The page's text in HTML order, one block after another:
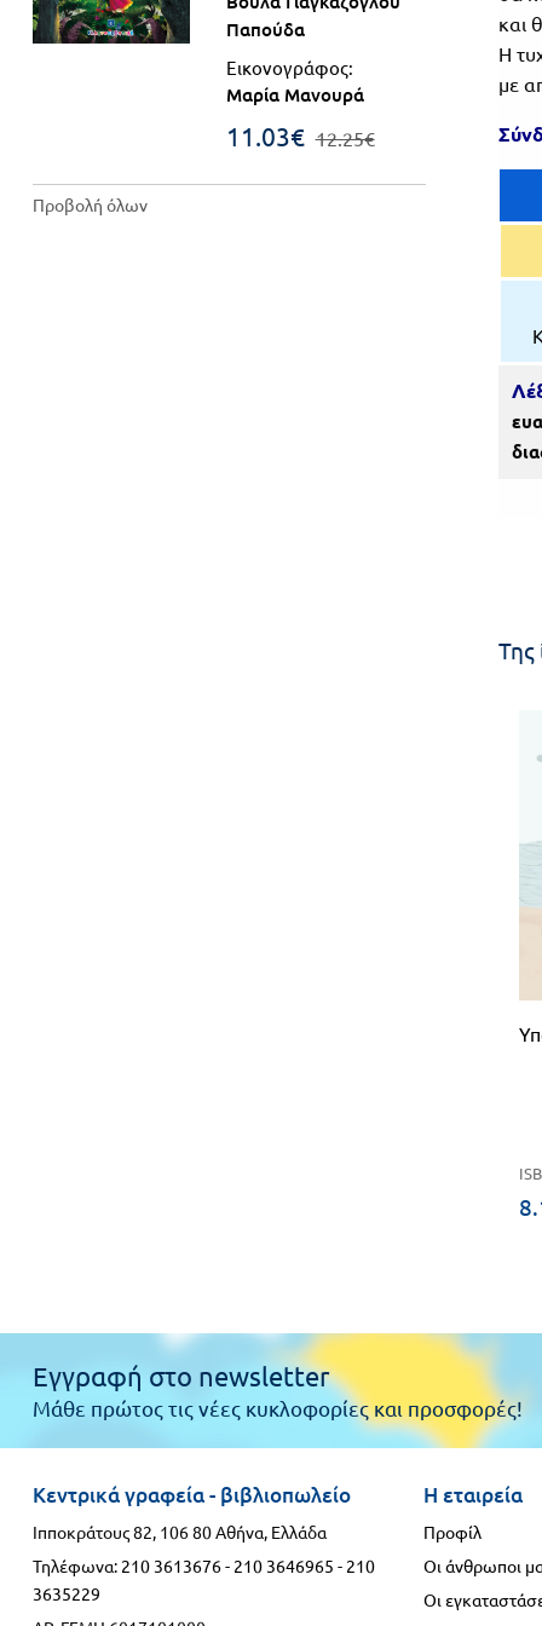
Πανελλήνιοι
Επιτραπέζια
Παιχνίδια
Ε.ΠΑΛ.
λύκειο
Παπούδα
Εικονογράφος:
Μαρία Μανουρά
11.03€ 12.25€
Προβολή όλων
και
Η
με
Της
Εγγραφή στο newsletter
Μάθε πρώτος τις νέες κυκλοφορίες και προσφορές!
Κεντρικά γραφεία - βιβλιοπωλείο
Ιπποκράτους 82, 106 80 Αθήνα, Ελλάδα
Τηλέφωνα: 210 3613676- 210 3646965 - 210
3635229
Η εταιρεία
Προφίλ
Οι άνθρωποι
Οι